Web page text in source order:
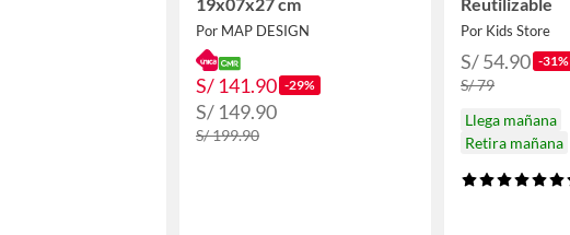
Por MAP DESIGN
S/ 141.90 -29%
S/ 149.90
S/ 199.90
Por Kids Store
S/ 54.90 -31%
S/ 79
Llega mañana
Retira mañana